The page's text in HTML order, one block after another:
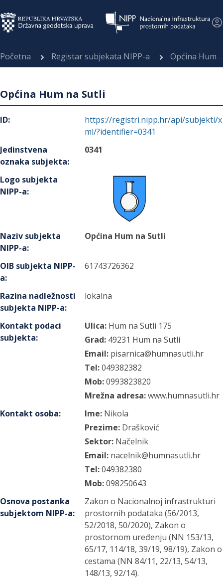
Početna Registar subjekata NIPP-a Općina Hum na Sutli
Općina Hum na Sutli
ID:
https://registri.nipp.hr/api/subjekti/x
ml/?identifier=0341
Jedinstvena
oznaka subjekta:
0341
Logo subjekta
NIPP-a:
Naziv subjekta
NIPP-a:
Općina Hum na Sutli
OIB subjekta NIPP-
a:
61743726362
Razina nadležnosti
subjekta NIPP-a:
lokalna
Kontakt podaci
subjekta:
Ulica: Hum na Sutli 175
Grad: 49231 Hum na Sutli
Email: pisarnica@humnasutli.hr
Tel:049382382
Mob:0993823820
Mrežna adresa:www.humnasutli.hr
Kontakt osoba: Ime: Nikola
Prezime: Drašković
Sektor: Načelnik
Email: nacelnik@humnasutli.hr
Tel:049382380
Mob:098250643
Osnova postanka
subjektom NIPP-a:
Zakon o Nacionalnoj infrastrukturi
prostornih podataka (56/2013,
52/2018, 50/2020), Zakon o
prostornom uređenju (NN 153/13,
65/17, 114/18, 39/19, 98/19), Zakon o
cestama (NN 84/11, 22/13, 54/13,
148/13, 92/14).